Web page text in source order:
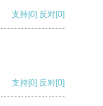
支持[0] 反对[0]
支持[0] 反对[0]